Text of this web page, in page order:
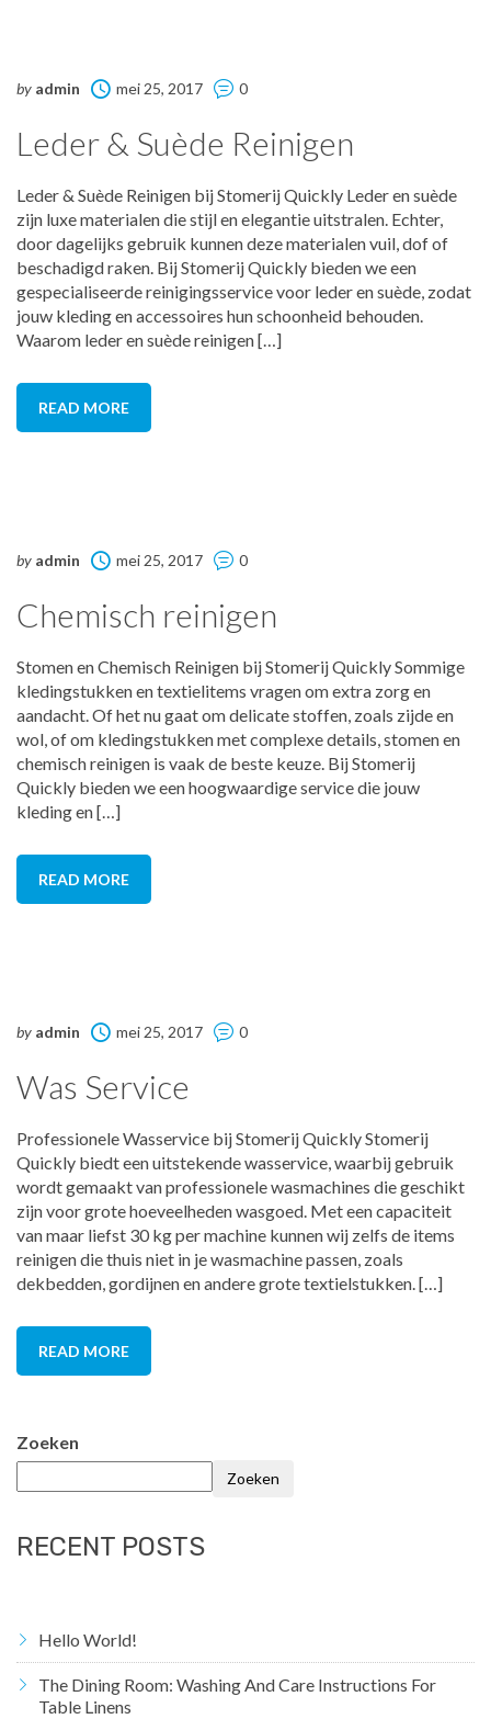
by admin mei 25, 2017 0
Leder & Suède Reinigen
Leder & Suède Reinigen bij Stomerij Quickly Leder en suède
zijn luxe materialen die stijl en elegantie uitstralen. Echter,
door dagelijks gebruik kunnen deze materialen vuil, dof of
beschadigd raken. Bij Stomerij Quickly bieden we een
gespecialiseerde reinigingsservice voor leder en suède, zodat
jouw kleding en accessoires hun schoonheid behouden.
Waarom leder en suède reinigen […]
READ MORE
by admin mei 25, 2017 0
Chemisch reinigen
Stomen en Chemisch Reinigen bij Stomerij Quickly Sommige
kledingstukken en textielitems vragen om extra zorg en
aandacht. Of het nu gaat om delicate stoffen, zoals zijde en
wol, of om kledingstukken met complexe details, stomen en
chemisch reinigen is vaak de beste keuze. Bij Stomerij
Quickly bieden we een hoogwaardige service die jouw
kleding en […]
READ MORE
by admin mei 25, 2017 0
Was Service
Professionele Wasservice bij Stomerij Quickly Stomerij
Quickly biedt een uitstekende wasservice, waarbij gebruik
wordt gemaakt van professionele wasmachines die geschikt
zijn voor grote hoeveelheden wasgoed. Met een capaciteit
van maar liefst 30 kg per machine kunnen wij zelfs de items
reinigen die thuis niet in je wasmachine passen, zoals
dekbedden, gordijnen en andere grote textielstukken. […]
READ MORE
Zoeken
Zoeken
RECENT POSTS
Hello World!
The Dining Room: Washing And Care Instructions For
Table Linens